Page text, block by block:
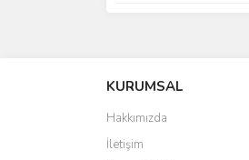
KURUMSAL
Hakkımızda
İletişim